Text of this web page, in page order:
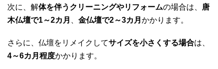
次に、解体を伴うクリーニングやリフォームの場合は、
唐
木仏壇で1～2カ月
金仏壇で2～3カ月 かかります。
さらに、仏壇をリメイクしてサイズを小さくする場合は、
4～6カ月程度かかります。